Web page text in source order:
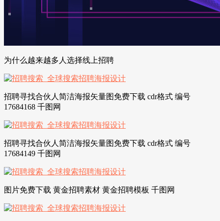
为什么越来越多人选择线上招聘
招聘寻找合伙人简洁海报矢量图免费下载 cdr格式 编号
17684168 千图网
招聘寻找合伙人简洁海报矢量图免费下载 cdr格式 编号
17684149 千图网
图片免费下载 黄金招聘素材 黄金招聘模板 千图网